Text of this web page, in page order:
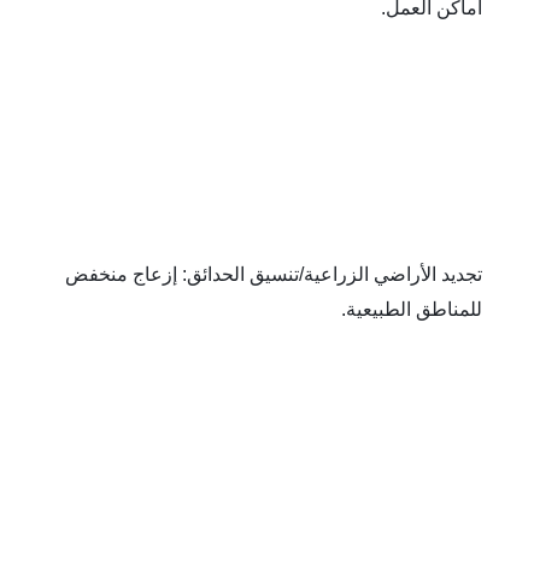
العمل.
تجديد الأراضي الزراعية/تنسيق الحدائق: إزعاج منخفض
الطبيعية.